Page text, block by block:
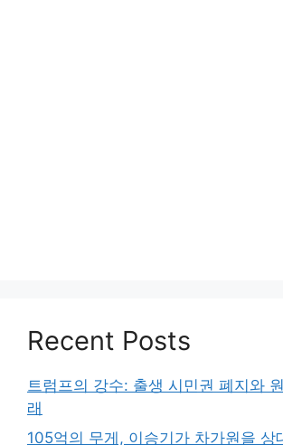
Recent Posts
트럼프의 강수: 출생 시민권 폐지와
래
105억의 무게, 이승기가 차가원을 상